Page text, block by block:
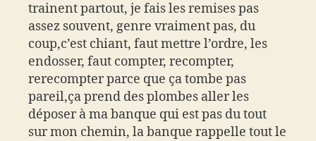
trainent partout, je fais les remises pas
assez souvent, genre vraiment pas, du
coup,c’est chiant, faut mettre l’ordre, les
endosser, faut compter, recompter,
rerecompter parce que ça tombe pas
pareil,ça prend des plombes aller les
déposer à ma banque qui est pas du tout
sur mon chemin, la banque rappelle tout le